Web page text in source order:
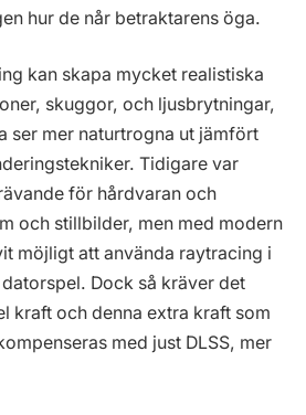
hur de når betraktarens öga.
kan skapa mycket realistiska
skuggor, och ljusbrytningar,
ser mer naturtrogna ut jämfört
Tidigare var
för hårdvaran och
och stillbilder, men med modern
möjligt att använda raytracing i
Dock så kräver det
kraft och denna extra kraft som
med just DLSS, mer